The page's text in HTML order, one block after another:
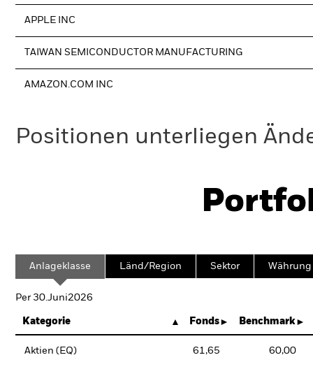
APPLE INC
TAIWAN SEMICONDUCTOR MANUFACTURING
AMAZON.COM INC
Positionen unterliegen
Anlageklasse Länd/Region Sektor Währung
Per 30.Juni2026
Kategorie Fonds Benchmark
Aktien (EQ) 61,65 60,00